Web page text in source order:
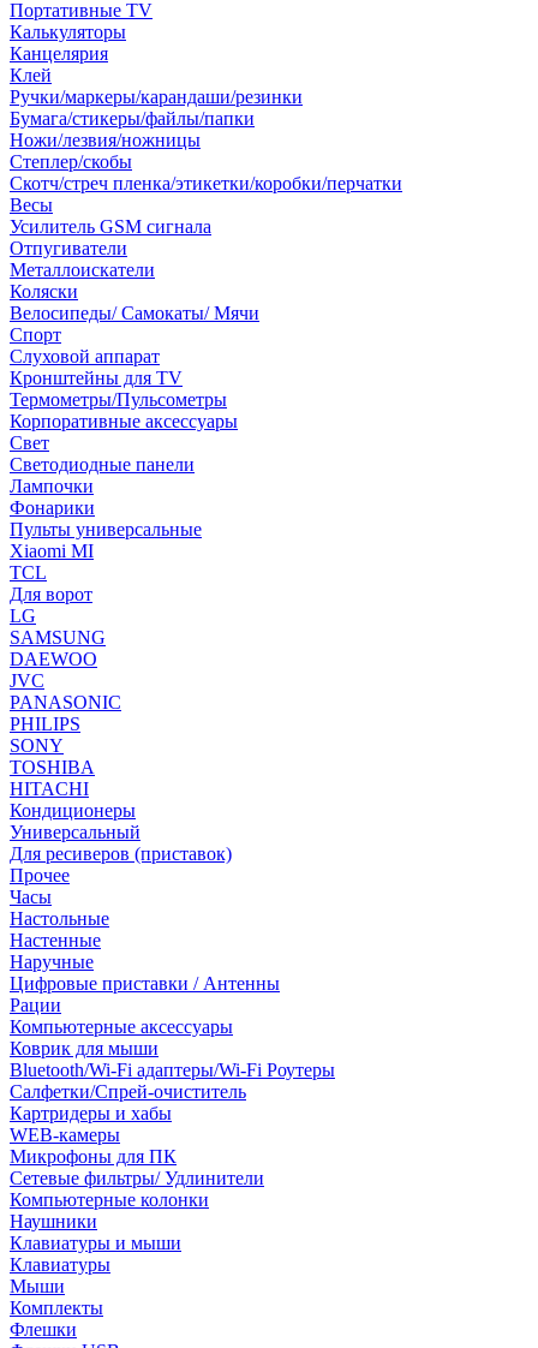
Портативные TV
Калькуляторы
Канцелярия
Клей
Ручки/маркеры/карандаши/резинки
Бумага/стикеры/файлы/папки
Ножи/лезвия/ножницы
Степлер/скобы
Скотч/стреч пленка/этикетки/коробки/перчатки
Весы
Усилитель GSM сигнала
Отпугиватели
Металлоискатели
Коляски
Велосипеды/ Самокаты/ Мячи
Спорт
Слуховой аппарат
Кронштейны для TV
Термометры/Пульсометры
Корпоративные аксессуары
Свет
Светодиодные панели
Лампочки
Фонарики
Пульты универсальные
Xiaomi MI
TCL
Для ворот
LG
SAMSUNG
DAEWOO
JVC
PANASONIC
PHILIPS
SONY
TOSHIBA
HITACHI
Кондиционеры
Универсальный
Для ресиверов (приставок)
Прочее
Часы
Настольные
Настенные
Наручные
Цифровые приставки / Антенны
Рации
Компьютерные аксессуары
Коврик для мыши
Bluetooth/Wi-Fi адаптеры/Wi-Fi Роутеры
Салфетки/Спрей-очиститель
Картридеры и хабы
WEB-камеры
Микрофоны для ПК
Сетевые фильтры/ Удлинители
Компьютерные колонки
Наушники
Клавиатуры и мыши
Клавиатуры
Мыши
Комплекты
Флешки